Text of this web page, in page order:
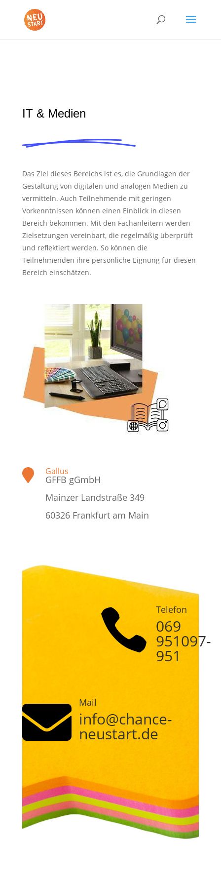
IT & Medien
Das Ziel dieses Bereichs ist es, die Grundlagen der
Gestaltung von digitalen und analogen Medien zu
vermitteln. Auch Teilnehmende mit geringen
Vorkenntnissen können einen Einblick in diesen
Bereich bekommen. Mit den Fachanleitern werden
Zielsetzungen vereinbart, die regelmäßig überprüft
und reflektiert werden. So können die
Teilnehmenden ihre persönliche Eignung für diesen
Bereich einschätzen.
 Gallus
GFFB gGmbH
Mainzer Landstraße 349
60326 Frankfurt am Main
 Telefon
069
951097-
951
 Mail
info@chance-
neustart.de